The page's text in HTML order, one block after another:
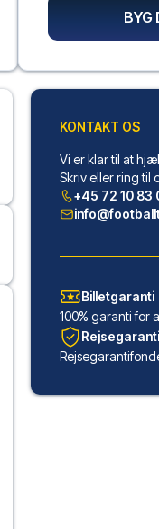
BYG
KONTAKT OS
Vi er klar til at
Skriv eller ring til
+45 72 10 83
Billetgaranti
100% garanti for
Rejsegaranti